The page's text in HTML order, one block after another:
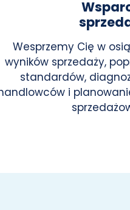
Wesprzemy Cię w
wyników sprzedaży,
standardów,
i